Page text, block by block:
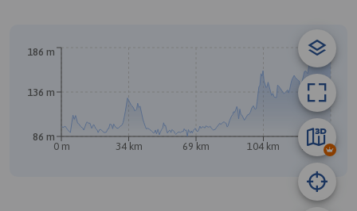
0 m 34 km 69 km 104 km 139 km
86 m
136 m
186 m